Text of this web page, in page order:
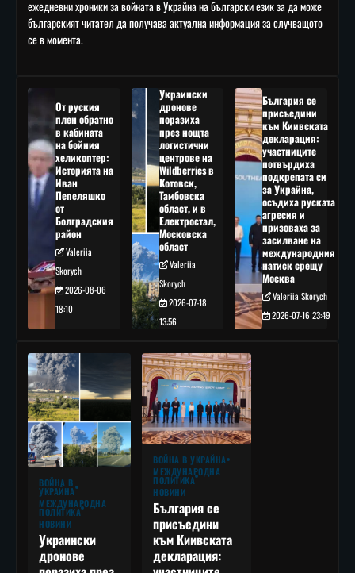
ежедневни хроники за войната в Украйна на български език за да може
българският читател да получава актуална информация за случващото
се в момента.
От руския
плен обратно
в кабината
на бойния
хеликоптер:
Историята на
Иван
Пепеляшко
от
Болградския
район
Valeriia
Skorych
2026-08-06
18:10
Украински
дронове
поразиха
през нощта
логистични
центрове на
Wildberries в
Котовск,
Тамбовска
област, и в
Електростал,
Московска
област
Valeriia
Skorych
2026-07-18
13:56
България се
присъедини
към Киивската
декларация:
участниците
потвърдиха
подкрепата си
за Украйна,
осъдиха руската
агресия и
призоваха за
засилване на
международния
натиск срещу
Москва
Valeriia Skorych
2026-07-16 23:49
ВОЙНА В
УКРАЙНА
МЕЖДУНАРОДНА
ПОЛИТИКА
НОВИНИ
Украински
дронове
ВОЙНА В УКРАЙНА
МЕЖДУНАРОДНА
ПОЛИТИКА
НОВИНИ
България се
присъедини
към Киивската
декларация: